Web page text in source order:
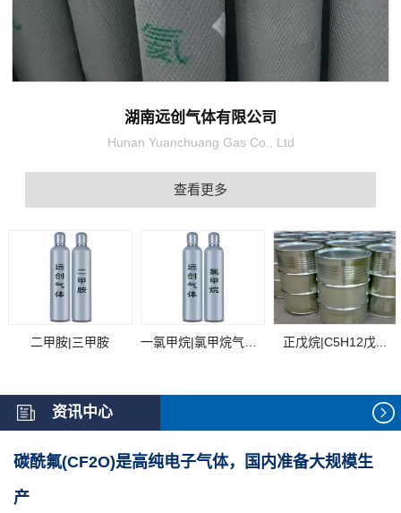
湖南远创气体有限公司
Hunan Yuanchuang Gas Co., Ltd
查看更多
二甲胺|三甲胺 正戊烷|C5H12戊...
资讯中心
碳酰氟(CF2O)是高纯电子气体，国内准备大规模生
产